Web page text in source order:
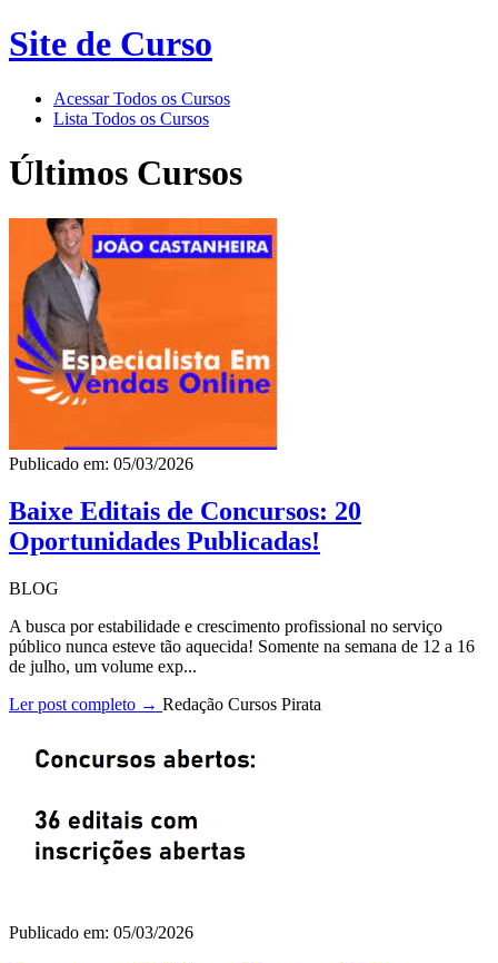
Site de Curso
Acessar Todos os Cursos
Lista Todos os Cursos
Últimos Cursos
Publicado em: 05/03/2026
Baixe Editais de Concursos: 20
Oportunidades Publicadas!
BLOG
A busca por estabilidade e crescimento profissional no serviço
público nunca esteve tão aquecida! Somente na semana de 12 a 16
de julho, um volume exp...
Ler post completo → Redação Cursos Pirata
Publicado em: 05/03/2026